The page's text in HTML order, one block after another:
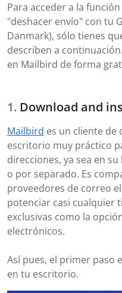
Para acceder a la
"deshacer envío" con tu
Danmark), sólo tienes
describen a
en Mailbird de forma
Download and
Mailbird es un cliente
escritorio muy práctico
direcciones, ya sea en
o por separado. Es
proveedores de correo
potenciar casi cualquier
exclusivas como la
electrónicos.
Así pues, el primer paso
en tu escritorio.